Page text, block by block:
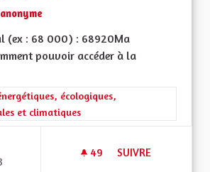
(ex : 68 000) : 68920Ma
pouvoir accéder à la
de la catégorie : Les transitions
écologiques,
et climatiques
49 49 ABONNÉS
SUIVRE